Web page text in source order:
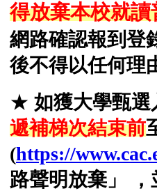
得放棄本校就讀
網路確認報到登
後不得以任何理
★ 如獲大學甄
遞補梯次結束前
(https://
路聲明放棄」 ，